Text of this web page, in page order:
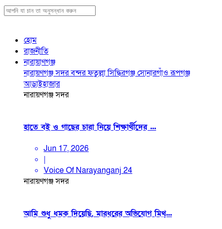
হোম
রাজনীতি
নারায়াণগঞ্জ
নারায়ণগঞ্জ সদরবন্দরফতুল্লাসিদ্ধিরগঞ্জসোনারগাঁওরূপগঞ্জ
আড়াইহাজার
নারায়ণগঞ্জ সদর
হাতে বই ও গাছের চারা নিয়ে শিক্ষার্থীদের ...
Jun 17, 2026
|
Voice Of Narayanganj 24
নারায়ণগঞ্জ সদর
আমি শুধু ধমক দিয়েছি, মারধরের অভিযোগ মিথ্...